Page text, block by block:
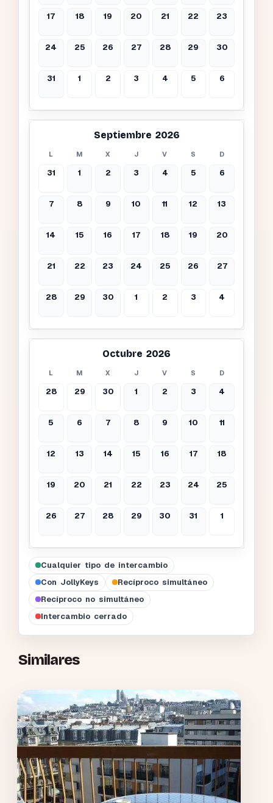
17 18 19 20 21 22 23
24 25 26 27 28 29 30
31 1 2 3 4 5 6
Septiembre 2026
L M X J V S D
31 1 2 3 4 5 6
7 8 9 10 11 12 13
14 15 16 17 18 19 20
21 22 23 24 25 26 27
28 29 30 1 2 3 4
Octubre 2026
L M X J V S D
28 29 30 1 2 3 4
5 6 7 8 9 10 11
12 13 14 15 16 17 18
19 20 21 22 23 24 25
26 27 28 29 30 31 1
Cualquier tipo de intercambio
Con JollyKeys
Recíproco simultáneo
Recíproco no simultáneo
Intercambio cerrado
Similares